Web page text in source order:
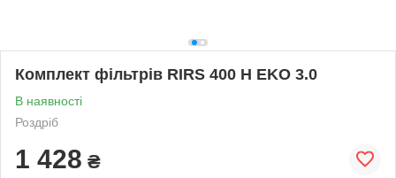
Комплект фільтрів RIRS 400 H EKO 3.0
В наявності
Роздріб
1 428 ₴